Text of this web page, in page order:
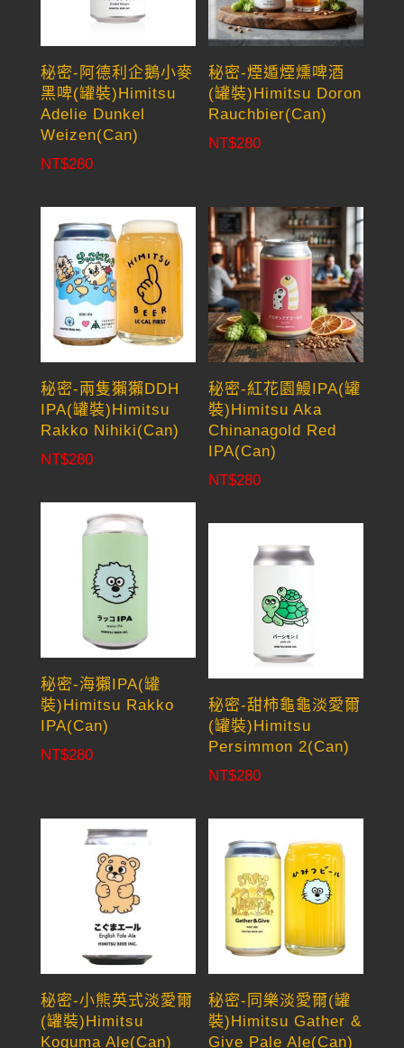
秘密-阿德利企鵝小麥
黑啤(罐裝)Himitsu
Adelie Dunkel
Weizen(Can)
NT$280
秘密-煙遁煙燻啤酒
(罐裝)Himitsu Doron
Rauchbier(Can)
NT$280
秘密-兩隻獺獺DDH
IPA(罐裝)Himitsu
Rakko Nihiki(Can)
NT$280
秘密-紅花園鰻IPA(罐
裝)Himitsu Aka
Chinanagold Red
IPA(Can)
NT$280
秘密-海獺IPA(罐
裝)Himitsu Rakko
IPA(Can)
NT$280
秘密-甜柿龜龜淡愛爾
(罐裝)Himitsu
Persimmon 2(Can)
NT$280
秘密-小熊英式淡愛爾
(罐裝)Himitsu
Koguma Ale(Can)
秘密-同樂淡愛爾(罐
裝)Himitsu Gather &
Give Pale Ale(Can)